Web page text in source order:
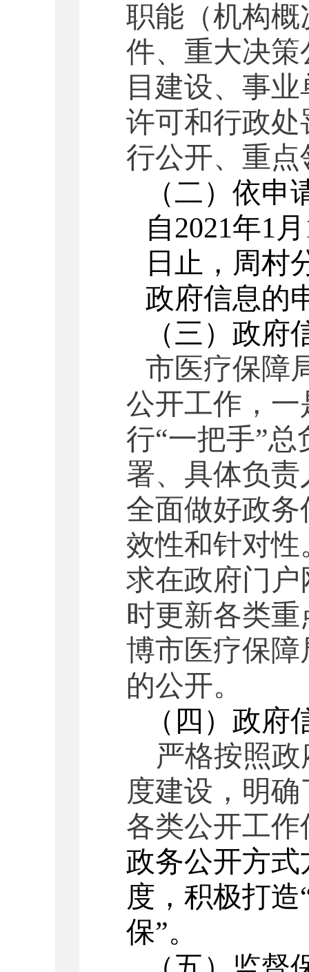
职能（机构
件、重大决
目建设、事
许可和行政
行公开、重
（二） 依申
自2021年1
日止，周村
政府信息的
（三）政府
市医疗保障
公开工作，
行“一把手”
署、具体负
全面做好政
效性和针对
求在政府门
时更新各类
博市医疗保
的公开。
（ 四 ）政府
严格按照
度建设，明
各类公开工
政务公开方
度，积极打造
保”。